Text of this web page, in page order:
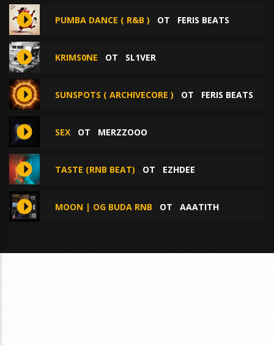
PUMBA DANCE ( R&B ) ОТ FERIS BEATS
KRIMS0NE ОТ SL1VER
SUNSPOTS ( ARCHIVECORE ) ОТ FERIS BEATS
SEX ОТ MERZZOOO
TASTE (RNB BEAT) ОТ EZHDEE
MOON | OG BUDA RNB ОТ AAATITH